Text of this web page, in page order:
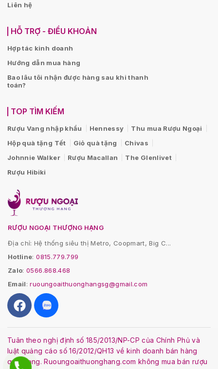
Liên hệ
HỖ TRỢ - ĐIỀU KHOẢN
Hợp tác kinh doanh
Hướng dẫn mua hàng
Bao lâu tôi nhận được hàng sau khi thanh
toán?
TOP TÌM KIẾM
Rượu Vang nhập khẩu Hennessy
Thu mua Rượu Ngoại
Hộp quà tặng Tết
Giỏ quà tặng
Chivas
Johnnie Walker
Rượu Macallan
The Glenlivet
Rượu Hibiki
RƯỢU NGOẠI THƯỢNG HẠNG
Địa chỉ: Hệ thống siêu thị Metro, Coopmart, Big C...
Hotline:0815.779.799
Zalo:0566.868.468
Email:ruoungoaithuonghangsg@gmail.com
Tuân theo nghị định số 185/2013/NP-CP của Chính Phủ và
luật quảng cáo số 16/2012/QH13 về kinh doanh bán hàng
qua mạng. Ruoungoaithuonghang.com không mua bán rượu